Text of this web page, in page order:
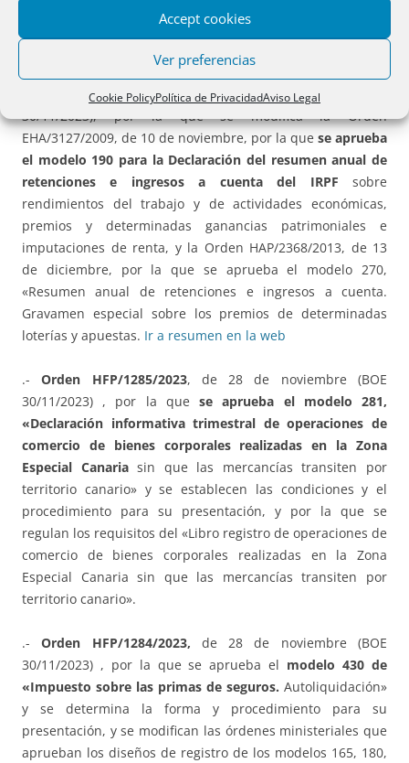
Accept cookies
Ver preferencias
Cookie PolicyPolítica de PrivacidadAviso Legal
Santa Sedesobre Asuntos Económicos, de 3
Ir a resumen en la web
Orden HFP/1286/2023, de 28 de noviembre (BOE
30/11/2023), por la que se modifica la Orden
EHA/3127/2009, de 10 de noviembre, por la que se aprueba
el modelo 190 para la Declaración del resumen anual de
retenciones e ingresos a cuenta del IRPF sobre
rendimientos del trabajo y de actividades económicas,
premios y determinadas ganancias patrimoniales e
imputaciones de renta, y la Orden HAP/2368/2013, de 13
de diciembre, por la que se aprueba el modelo 270,
«Resumen anual de retenciones e ingresos a cuenta.
Gravamen especial sobre los premios de determinadas
loterías y apuestas. Ir a resumen en la web
.-Orden HFP/1285/2023, de 28 de noviembre (BOE
30/11/2023) , por la quese aprueba el modelo 281,
«Declaración informativa trimestral de operaciones de
comercio de bienes corporales realizadas en la Zona
Especial Canariasin que las mercancías transiten por
territorio canario» y se establecen las condiciones y el
procedimiento para su presentación, y por la que se
regulan los requisitos del «Libro registro de operaciones de
comercio de bienes corporales realizadas en la Zona
Especial Canaria sin que las mercancías transiten por
territorio canario».
.- Orden HFP/1284/2023, de 28 de noviembre (BOE
30/11/2023) , por la que se aprueba el modelo 430 de
«Impuesto sobre las primas de seguros. Autoliquidación»
y se determina la forma y procedimiento para su
presentación, y se modifican las órdenes ministeriales que
aprueban los diseños de registro de los modelos 165, 180,